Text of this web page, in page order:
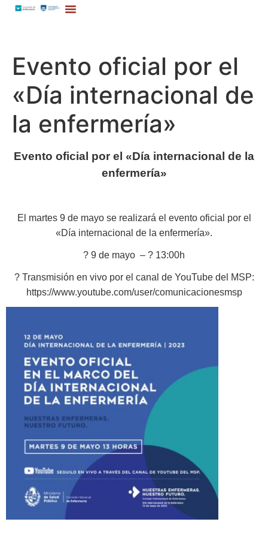
Evento oficial por el
«Día internacional de
la enfermería»
Evento oficial por el «Día internacional de la
enfermería»
El martes 9 de mayo se realizará el evento oficial por el
«Día internacional de la enfermería».
? 9 de mayo – ? 13:00h
? Transmisión en vivo por el canal de YouTube del MSP:
https://www.youtube.com/user/comunicacionesmsp